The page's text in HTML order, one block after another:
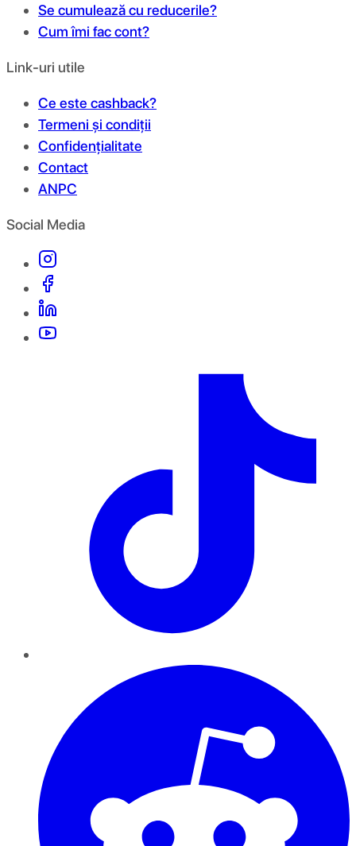
Se cumulează cu reducerile?
Cum îmi fac cont?
Link-uri utile
Ce este cashback?
Termeni și condiții
Confidențialitate
Contact
ANPC
Social Media